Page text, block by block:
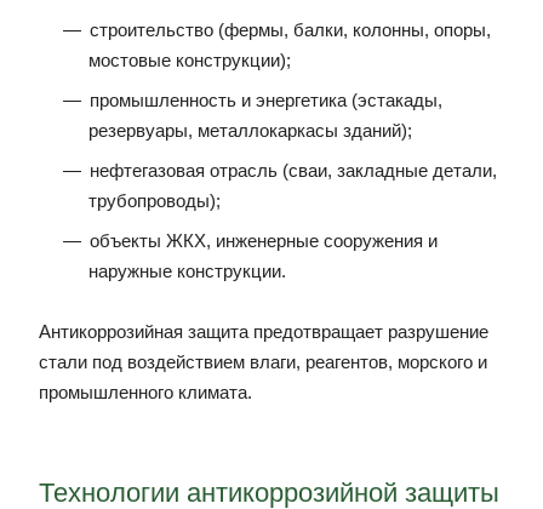
строительство (фермы, балки, колонны, опоры,
мостовые конструкции);
промышленность и энергетика (эстакады,
резервуары, металлокаркасы зданий);
нефтегазовая отрасль (сваи, закладные детали,
трубопроводы);
объекты ЖКХ, инженерные сооружения и
наружные конструкции.
Антикоррозийная защита предотвращает разрушение
стали под воздействием влаги, реагентов, морского и
промышленного климата.
Технологии антикоррозийной защиты